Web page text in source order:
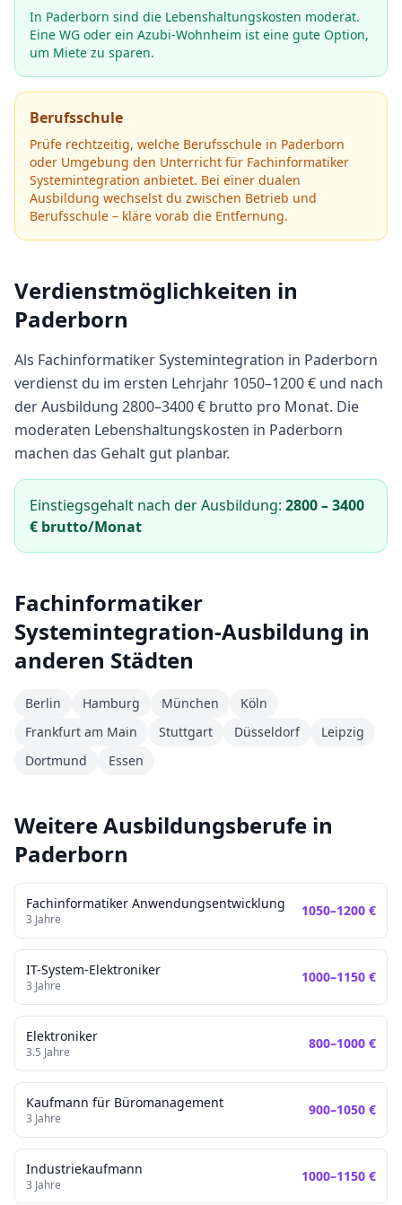
In Paderborn sind die Lebenshaltungskosten moderat.
Eine WG oder ein Azubi-Wohnheim ist eine gute Option,
um Miete zu sparen.
Berufsschule
Prüfe rechtzeitig, welche Berufsschule in Paderborn
oder Umgebung den Unterricht für Fachinformatiker
Systemintegration anbietet. Bei einer dualen
Ausbildung wechselst du zwischen Betrieb und
Berufsschule – kläre vorab die Entfernung.
Verdienstmöglichkeiten in
Paderborn
Als Fachinformatiker Systemintegration in Paderborn
verdienst du im ersten Lehrjahr 1050–1200€ und nach
der Ausbildung 2800–3400€ brutto pro Monat. Die
moderaten Lebenshaltungskosten in Paderborn
machen das Gehalt gut planbar.
Einstiegsgehalt nach der Ausbildung: 2800–3400
€ brutto/Monat
Fachinformatiker
Systemintegration-Ausbildung in
anderen Städten
Berlin Hamburg München
Köln
Frankfurt am Main
Stuttgart Düsseldorf
Leipzig
Dortmund
Essen
Weitere Ausbildungsberufe in
Paderborn
Fachinformatiker Anwendungsentwicklung
3 Jahre
1050–1200 €
IT-System-Elektroniker
3 Jahre
1000–1150 €
Elektroniker
3.5 Jahre
800–1000 €
Kaufmann für Büromanagement
3 Jahre
900–1050 €
Industriekaufmann
3 Jahre
1000–1150 €